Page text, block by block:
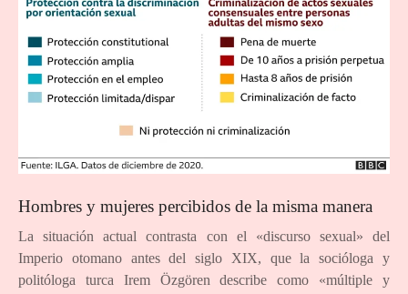
Hombres y mujeres percibidos de la misma manera
La situación actual contrasta con el «discurso sexual» del
Imperio otomano antes del siglo XIX, que la socióloga y
politóloga turca Irem Özgören describe como «múltiple y